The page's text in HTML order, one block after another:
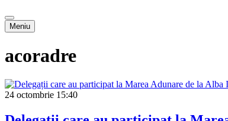
Meniu
acoradre
24 octombrie 15:40